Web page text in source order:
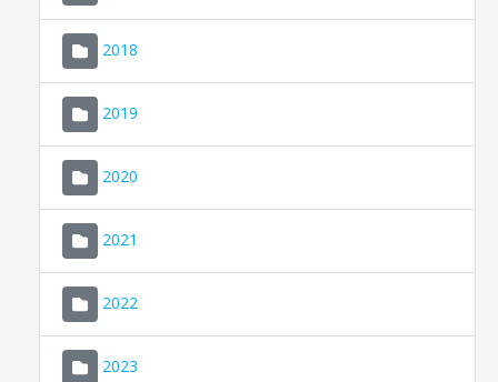
2018
2019
2020
2021
2022
2023